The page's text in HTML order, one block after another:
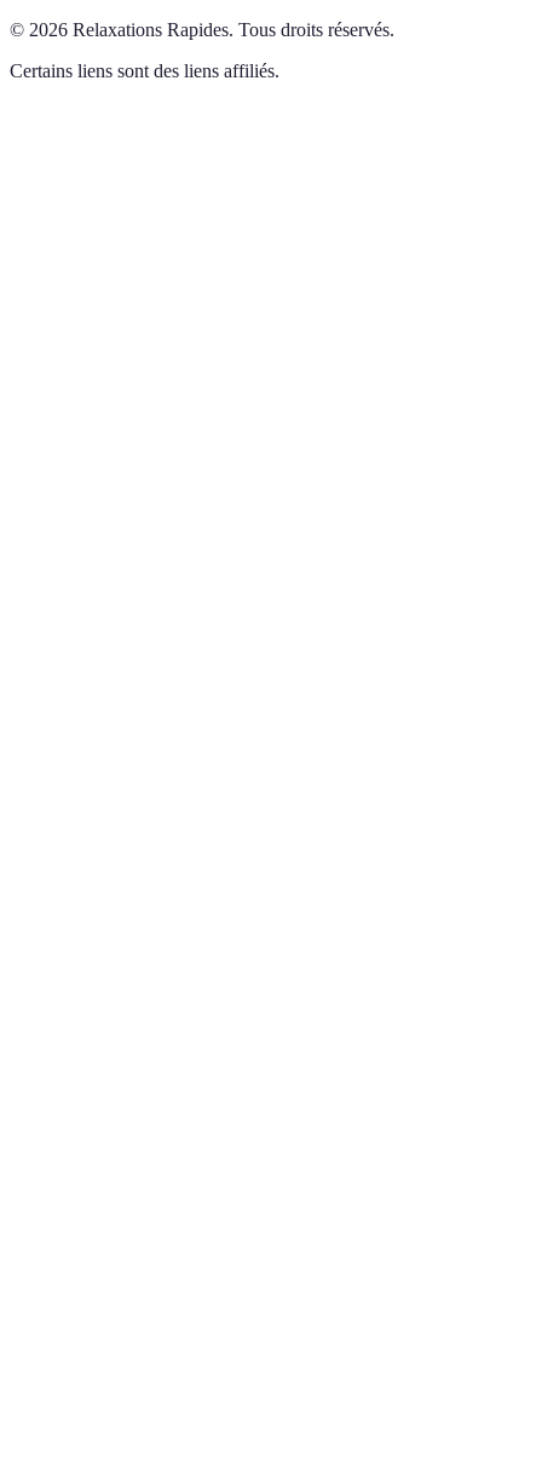
© 2026 Relaxations Rapides. Tous droits réservés.
Certains liens sont des liens affiliés.